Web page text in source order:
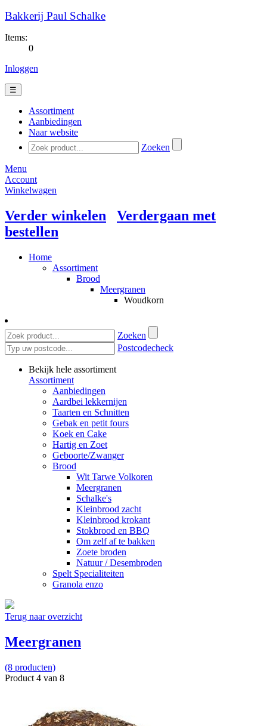
Bakkerij Paul Schalke
Items:
0
Inloggen
☰
Assortiment
Aanbiedingen
Naar website
Zoeken
Menu
Account
Winkelwagen
Verder winkelen
Verdergaan met
bestellen
Home
Assortiment
Brood
Meergranen
Woudkorn
Zoeken
Postcodecheck
Bekijk hele assortiment
Assortiment
Aanbiedingen
Aardbei lekkernijen
Taarten en Schnitten
Gebak en petit fours
Koek en Cake
Hartig en Zoet
Geboorte/Zwanger
Brood
Wit Tarwe Volkoren
Meergranen
Schalke's
Kleinbrood zacht
Kleinbrood krokant
Stokbrood en BBQ
Om zelf af te bakken
Zoete broden
Natuur / Desembroden
Spelt Specialiteiten
Granola enzo
Terug naar overzicht
Meergranen
(8 producten)
Product 4 van 8